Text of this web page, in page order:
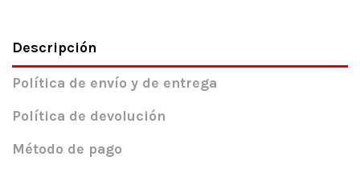
Descripción
Política de envío y de entrega
Política de devolución
Método de pago